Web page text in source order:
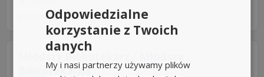
Wczorajztrojmiasto.pl
Młodszy Bibliotekarz / Młodsza
Bibliotekarka
Odpowiedzialne
korzystanie z Twoich
danych
My i nasi partnerzy używamy plików